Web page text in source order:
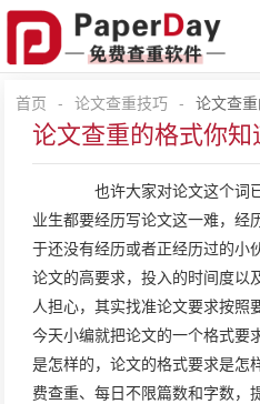
首页 - 论文查重技巧 - 论文查
论文查重的格式你知
也许大家对论文这个词
业生都要经历写论文这一难，经
于还没有经历或者正经历过的小
论文的高要求，投入的时间度以
人担心，其实找准论文要求按照
今天小编就把论文的一个格式要
是怎样的，论文的格式要求是怎
费查重、每日不限篇数和字数，